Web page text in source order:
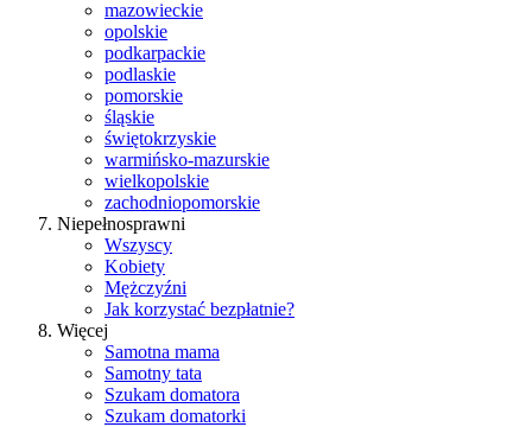
mazowieckie
opolskie
podkarpackie
podlaskie
pomorskie
śląskie
świętokrzyskie
warmińsko-mazurskie
wielkopolskie
zachodniopomorskie
Niepełnosprawni
Wszyscy
Kobiety
Mężczyźni
Jak korzystać bezpłatnie?
Więcej
Samotna mama
Samotny tata
Szukam domatora
Szukam domatorki